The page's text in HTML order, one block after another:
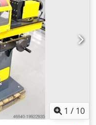
1 / 10